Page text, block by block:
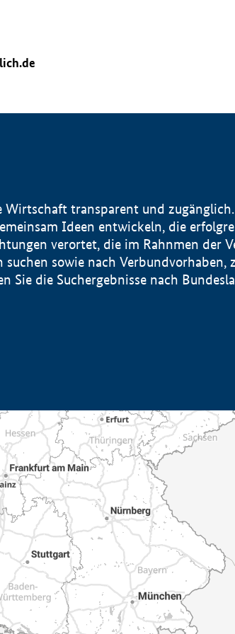
transparent und
Ideen entwickeln, die
verortet, die im Rahnmen der
sowie nach Verbundvorhaben,
Sie die Suchergebnisse nach